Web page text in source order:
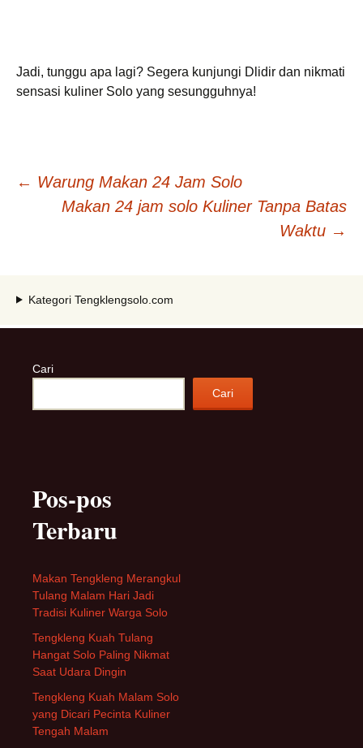
Jadi, tunggu apa lagi? Segera kunjungi Dlidir dan nikmati
sensasi kuliner Solo yang sesungguhnya!
Navigasi
← Warung Makan 24 Jam Solo
Makan 24 jam solo Kuliner Tanpa Batas
Waktu →
Kategori Tengklengsolo.com
Cari
Cari
Pos-pos
Terbaru
Makan Tengkleng Merangkul
Tulang Malam Hari Jadi
Tradisi Kuliner Warga Solo
Tengkleng Kuah Tulang
Hangat Solo Paling Nikmat
Saat Udara Dingin
Tengkleng Kuah Malam Solo
yang Dicari Pecinta Kuliner
Tengah Malam